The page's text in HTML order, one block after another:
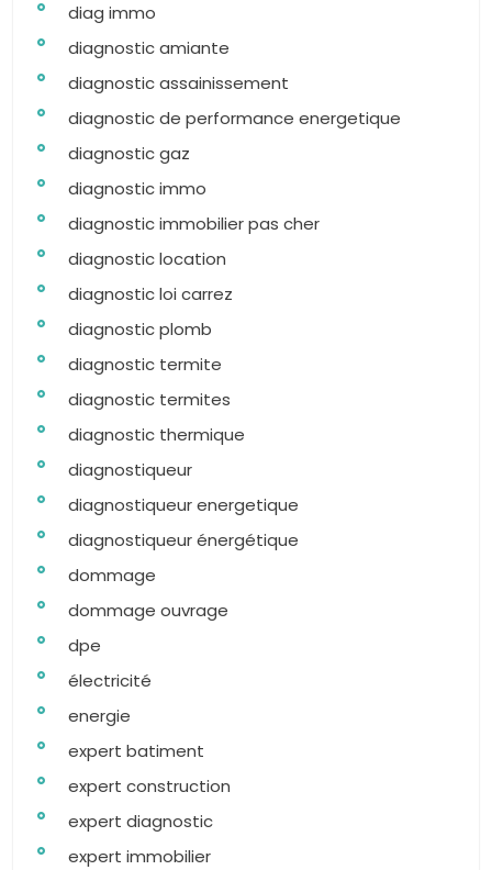
diag immo
diagnostic amiante
diagnostic assainissement
diagnostic de performance energetique
diagnostic gaz
diagnostic immo
diagnostic immobilier pas cher
diagnostic location
diagnostic loi carrez
diagnostic plomb
diagnostic termite
diagnostic termites
diagnostic thermique
diagnostiqueur
diagnostiqueur energetique
diagnostiqueur énergétique
dommage
dommage ouvrage
dpe
électricité
energie
expert batiment
expert construction
expert diagnostic
expert immobilier